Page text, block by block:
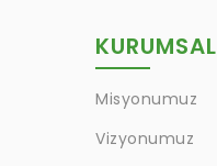
KURUMSAL
Misyonumuz
Vizyonumuz